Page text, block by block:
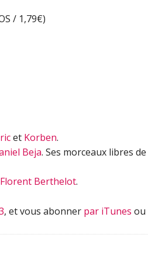
/ 1,79€)
et Korben.
Beja. Ses morceaux libres
Florent Berthelot.
, et vous abonner par iTunes ou